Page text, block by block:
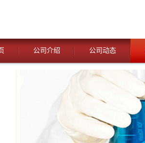
公司介绍 公司动态